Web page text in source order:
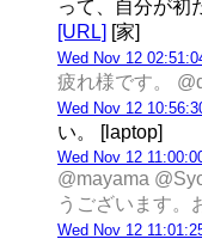
って、自分が初
[URL] [家]
Wed Nov 12
疲れ様です。
Wed Nov 12
い。 [laptop]
Wed Nov 12
@mayama
うございます。
Wed Nov 12